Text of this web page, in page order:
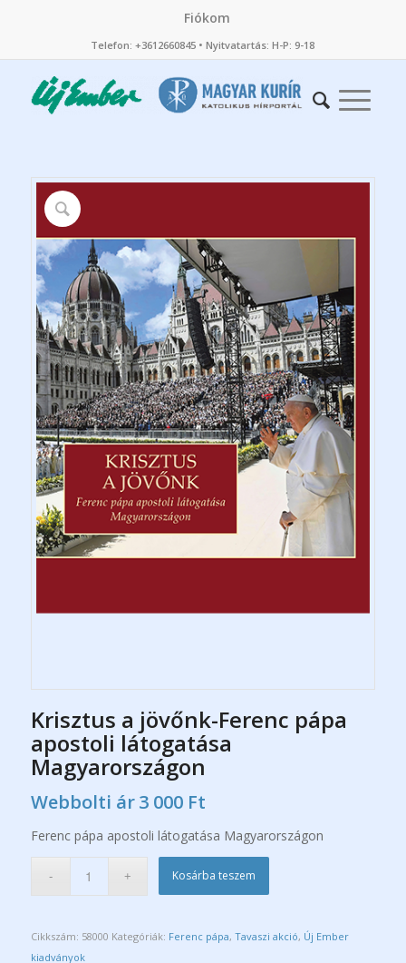
Fiókom
Telefon: +3612660845 • Nyitvatartás: H-P: 9-18
Krisztus a jövőnk-Ferenc pápa
apostoli látogatása
Magyarországon
Webbolti ár 3 000 Ft
Ferenc pápa apostoli látogatása Magyarországon
Kosárba teszem
Cikkszám: 58000 Kategóriák: Ferenc pápa, Tavaszi akció, Új Ember
kiadványok